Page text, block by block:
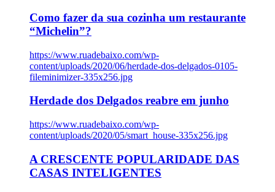
Como fazer da sua cozinha um restaurante
“Michelin”?
https://www.ruadebaixo.com/wp-
content/uploads/2020/06/herdade-dos-delgados-0105-
fileminimizer-335x256.jpg
Herdade dos Delgados reabre em junho
https://www.ruadebaixo.com/wp-
content/uploads/2020/05/smart_house-335x256.jpg
A CRESCENTE POPULARIDADE DAS
CASAS INTELIGENTES